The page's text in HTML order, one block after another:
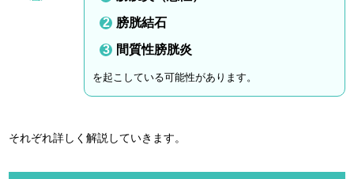
膀胱結石
間質性膀胱炎
を起こしている可能性があります。
それぞれ詳しく解説していきます。